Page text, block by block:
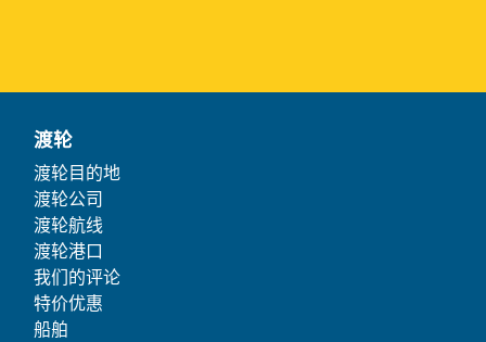
渡轮
渡轮目的地
渡轮公司
渡轮航线
渡轮港口
我们的评论
特价优惠
船舶